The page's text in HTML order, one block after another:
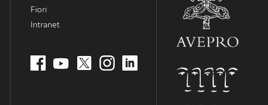
Fiori
Intranet